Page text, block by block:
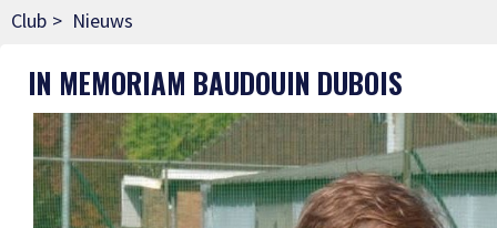
Club Nieuws
IN MEMORIAM BAUDOUIN DUBOIS